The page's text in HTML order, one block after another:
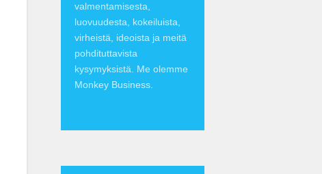
valmentamisesta,
luovuudesta, kokeiluista,
virheistä, ideoista ja meitä
pohdituttavista
kysymyksistä. Me olemme
Monkey Business.